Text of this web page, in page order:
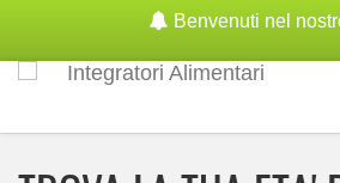
Benvenuti nel